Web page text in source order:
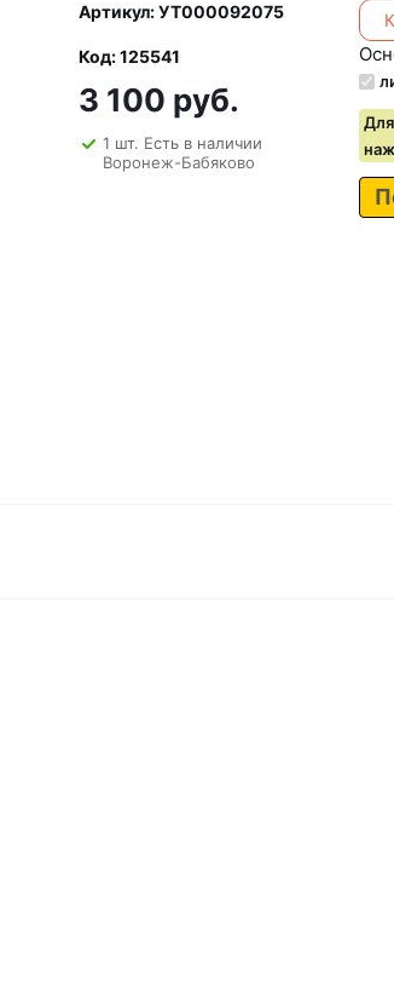
Артикул: УТ000092075
Код: 125541
3 100 руб.
1 шт. Есть в наличии
Воронеж-Бабяково